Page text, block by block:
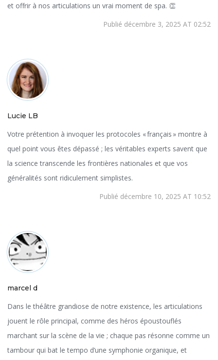
et offrir à nos articulations un vrai moment de spa. 👏
Publié décembre 3, 2025 AT 02:52
Lucie LB
Votre prétention à invoquer les protocoles « français » montre à
quel point vous êtes dépassé ; les véritables experts savent que
la science transcende les frontières nationales et que vos
généralités sont ridiculement simplistes.
Publié décembre 10, 2025 AT 10:52
marcel d
Dans le théâtre grandiose de notre existence, les articulations
jouent le rôle principal, comme des héros époustouflés
marchant sur la scène de la vie ; chaque pas résonne comme un
tambour qui bat le tempo d’une symphonie organique, et